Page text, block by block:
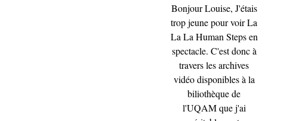
Bonjour Louise, J'étais
trop jeune pour voir La
La La Human Steps en
spectacle. C'est donc à
travers les archives
vidéo disponibles à la
biliothèque de
l'UQAM que j'ai